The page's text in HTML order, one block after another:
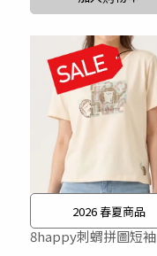
2026 春夏商品
8happy刺蝟拼圖短袖